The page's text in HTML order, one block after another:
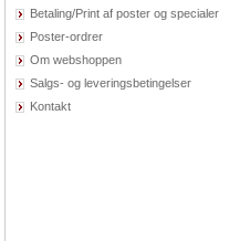
Betaling/Print af poster og specialer
Poster-ordrer
Om webshoppen
Salgs- og leveringsbetingelser
Kontakt